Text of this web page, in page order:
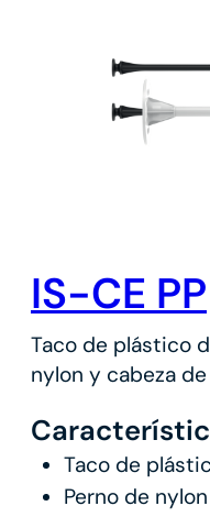
IS-CE PP
Taco de plástico
nylon y cabeza
Taco de
Perno de nylon